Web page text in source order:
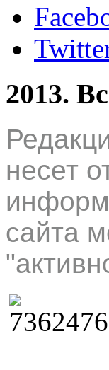
2013.
несет
сайта